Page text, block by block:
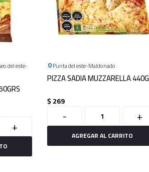
del este
+
Punta del este Maldonado
PIZZA SADIA MUZZARELLA 440G
$269
- +